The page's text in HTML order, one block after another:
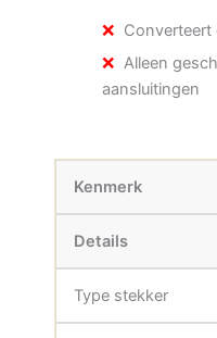
Converteert
Alleen
aansluitingen
Kenmerk
Details
Type stekker